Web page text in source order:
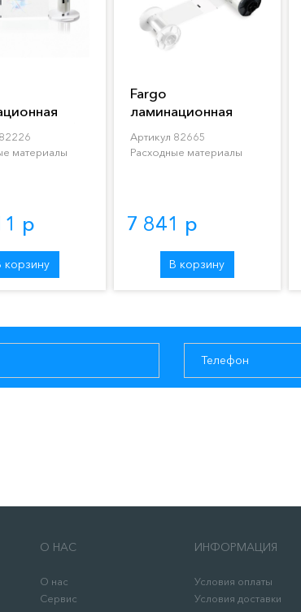
500
материалы
р
корзину
Fargo
ламинационная
Overlaminate 250
Артикул 82665
Расходные материалы
7 841 р
В корзину
О НАС
О нас
Сервис
ИНФОРМАЦИЯ
Условия оплаты
Условия доставки